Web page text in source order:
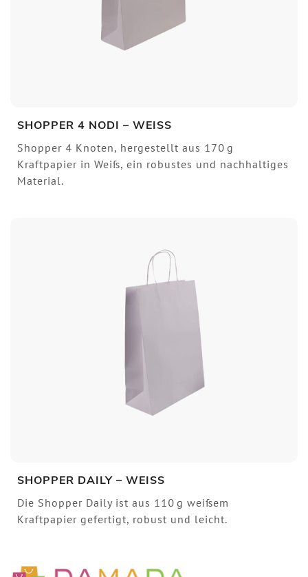
SHOPPER 4 NODI – WEISS
Shopper 4 Knoten, hergestellt aus 170 g
Kraftpapier in Weiß, ein robustes und nachhaltiges
Material.
SHOPPER DAILY – WEISS
Die Shopper Daily ist aus 110 g weißem
Kraftpapier gefertigt, robust und leicht.